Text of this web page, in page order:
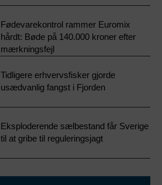
Fødevarekontrol rammer Euromix
hårdt: Bøde på 140.000 kroner efter
mærkningsfejl
Tidligere erhvervsfisker gjorde
usædvanlig fangst i Fjorden
Eksploderende sælbestand får Sverige
til at gribe til reguleringsjagt